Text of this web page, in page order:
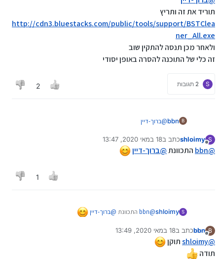
תוריד את זה ותריץ
http://cdn3.bluestacks.com/public/tools/support/BSTClea
ner_All.exe
ולאחר מכן תנסה להתקין שוב
זה כלי של התוכנה להסרה באופן יסודי
S 2 תגובות 2
B
bbn
@ברוך-דיין
http://cdn3.bluestacks.com/public/tools/support/BSTCl
eaner_All.exe
ולאחר מכן תנסה להתקין שוב
S
מנותק
shloimyכתב ב18 במאי 2020, 13:47
נערך לאחרונה על ידי
@
bbn התכוונת@ברוך-דיין
1
S
shloimy
@
bbn התכוונת @ברוך-דיין
B
מנותק
bbnכתב ב18 במאי 2020, 13:49
נערך לאחרונה על ידי bbn
@
shloimyתוקן
תודה